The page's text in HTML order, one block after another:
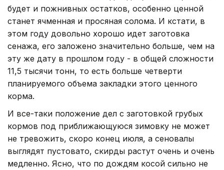
будет и пожнивных остатков, особенно ценной
станет ячменная и просяная солома. И кстати, в
этом году довольно хорошо идет заготовка
сенажа, его заложено значительно больше, чем на
эту же дату в прошлом году - в общей сложности
11,5 тысячи тонн, то есть больше четверти
планируемого объема закладки этого ценного
корма.
И все-таки положение дел с заготовкой грубых
кормов под приближающуюся зимовку не может
не тревожить, скоро конец июля, а сеновалы
выглядят пустовато, скирды растут очень и очень
медленно. Ясно, что по дождям косой сильно не